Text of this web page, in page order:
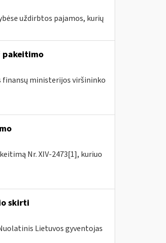
uždirbtos pajamos, kurių
finansų ministerijos viršininko
Nr. XIV-2473[1], kuriuo
skirti
Lietuvos gyventojas